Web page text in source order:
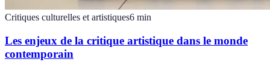
Critiques culturelles et artistiques6 min
Les enjeux de la critique artistique dans le monde
contemporain